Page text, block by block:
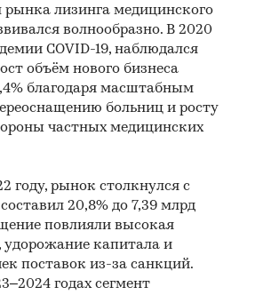
рынка лизинга медицинского
волнообразно. В 2020
COVID-19, наблюдался
объём нового бизнеса
благодаря масштабным
больниц и росту
частных медицинских
году, рынок столкнулся с
20,8% до 7,39 млрд
повлияли высокая
удорожание капитала и
поставок из-за санкций.
годах сегмент